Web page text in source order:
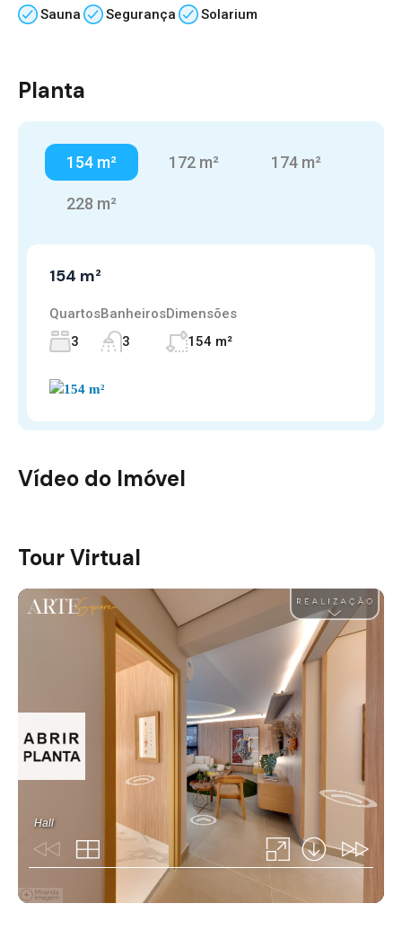
Sauna Segurança Solarium
Planta
154 m² 172 m² 174 m²
228 m²
154 m²
Quartos
3
Banheiros
3
Dimensões
154 m²
Vídeo do Imóvel
Arte square
Tour Virtual